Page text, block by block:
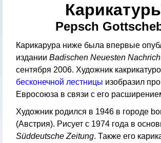
Pepsch
Карикарура ниже была впервые
издании Badischen Neuesten
сентября 2006. Художник
бесконечной лестницы изобразил
Евросоюза в связи с его
Художник родился в 1946 в городе
(Австрия). Рисует с 1974 года в
Süddeutsche Zeitung. Также его